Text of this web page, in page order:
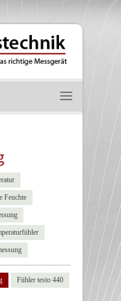
Feuchte
Fühler testo 440